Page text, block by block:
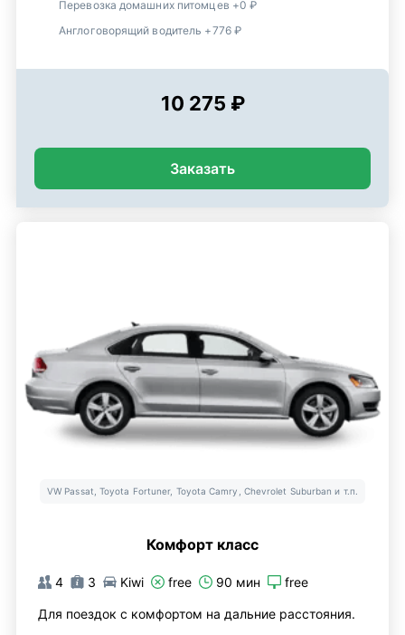
Перевозка домашних питомцев +0 ₽
Англоговорящий водитель +776 ₽
10 275 ₽
Заказать
VW Passat, Toyota Fortuner, Toyota Camry, Chevrolet Suburban и т.п.
Комфорт класс
4 3 Kiwi free 90 мин free
Для поездок с комфортом на дальние расстояния.